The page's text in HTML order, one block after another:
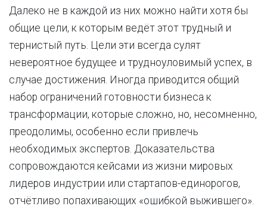
Далеко не в каждой из них можно найти хотя бы
общие цели, к которым ведёт этот трудный и
тернистый путь. Цели эти всегда сулят
невероятное будущее и трудноуловимый успех, в
случае достижения. Иногда приводится общий
набор ограничений готовности бизнеса к
трансформации, которые сложно, но, несомненно,
преодолимы, особенно если привлечь
необходимых экспертов. Доказательства
сопровождаются кейсами из жизни мировых
лидеров индустрии или стартапов-единорогов,
отчётливо попахивающих «ошибкой выжившего».